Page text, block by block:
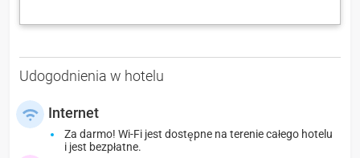
Udogodnienia w hotelu
Internet
Za darmo! Wi-Fi jest dostępne na terenie całego hotelu
i jest bezpłatne.